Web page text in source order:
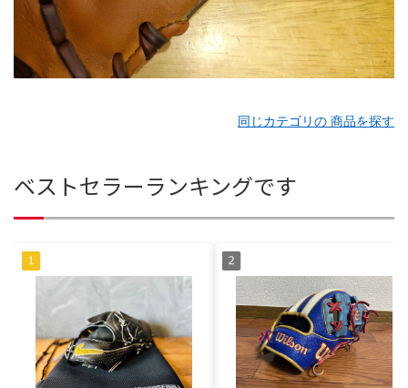
同じカテゴリの 商品を探す
ベストセラーランキングです